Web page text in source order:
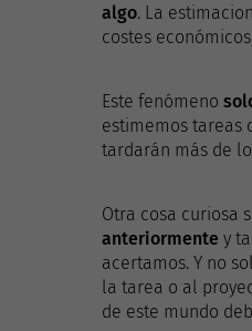
algo. La
costes
Este fenómeno
estimemos tareas
tardarán más de
Otra cosa curiosa
anteriormente y
acertamos. Y no
la tarea o al
de este mundo